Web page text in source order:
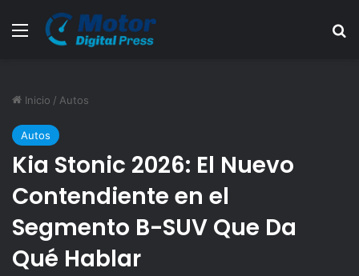
Menú
Inicio / Autos
Autos
Kia Stonic 2026: El Nuevo
Contendiente en el
Segmento B-SUV Que Da
Qué Hablar